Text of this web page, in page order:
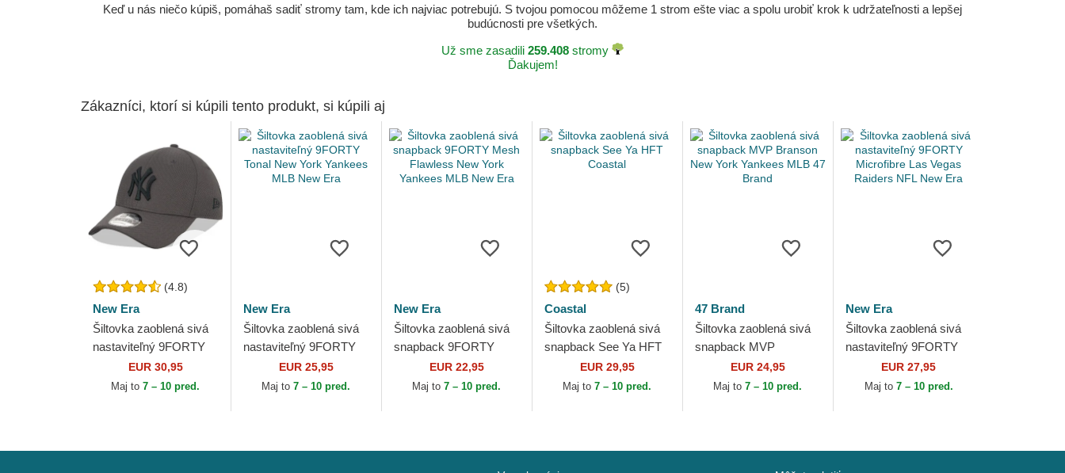
Keď u nás niečo kúpiš, pomáhaš sadiť stromy tam, kde ich najviac potrebujú. S tvojou pomocou môžeme 1 strom ešte viac a spolu urobiť krok k udržateľnosti a lepšej
budúcnosti pre všetkých.
Už sme zasadili 259.408 stromy
Ďakujem!
Zákazníci, ktorí si kúpili tento produkt, si kúpili aj
(4.8)
New Era
Šiltovka zaoblená sivá
nastaviteľný 9FORTY
Diamond Era New York
Yankees MLB New Era
EUR 30,95
Maj to7 – 10 pred.
New Era
Šiltovka zaoblená sivá
nastaviteľný 9FORTY
Tonal New York
Yankees MLB New Era
EUR 25,95
Maj to7 – 10 pred.
New Era
Šiltovka zaoblená sivá
snapback 9FORTY
Mesh Flawless New
York Yankees MLB
EUR 22,95
Maj to7 – 10 pred.
(5)
Coastal
Šiltovka zaoblená sivá
snapback See Ya HFT
CoastalEUR 29,95
Maj to7 – 10 pred.
47 Brand
Šiltovka zaoblená sivá
snapback MVP
Branson New York
Yankees MLB 47 Brand
EUR 24,95
Maj to7 – 10 pred.
New Era
Šiltovka zaoblená sivá
nastaviteľný 9FORTY
Microfibre Las Vegas
Raiders NFL New Era
EUR 27,95
Maj to 7 – 10 pred.